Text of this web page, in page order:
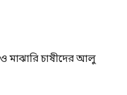
মাঝারি চাষীদের আলু